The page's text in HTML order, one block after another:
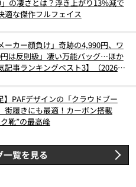
の凄さとは？浮き上がり13%減で
適な傑作フルフェイス
ーカー顔負け」奇跡の4,990円、ワ
は反則級」凄い万能バッグ…ほか
記事ランキングベスト3】（2026年
】PAFデザインの「クラウドブー
街履きにも最適！カーボン搭載
靴”の最高峰
一覧を見る